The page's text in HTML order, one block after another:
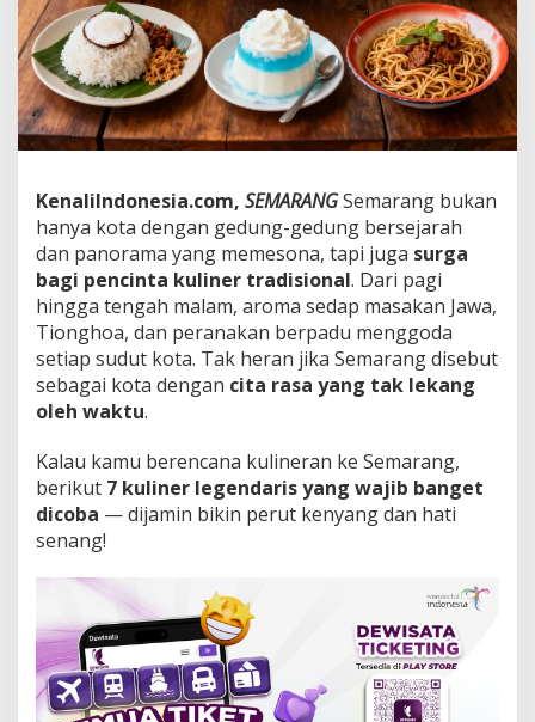
u
B
e
l
u
m
C
a
7
K
l
i
n
e
r
L
e
n
d
a
s
I
n
i
KenaliIndonesia.com, SEMARANGSemarang bukan
hanya kota dengan gedung-gedung bersejarah
dan panorama yang memesona, tapi juga surga
bagi pencinta kuliner tradisional. Dari pagi
hingga tengah malam, aroma sedap masakan Jawa,
Tionghoa, dan peranakan berpadu menggoda
setiap sudut kota. Tak heran jika Semarang disebut
sebagai kota dengan cita rasa yang tak lekang
oleh waktu.
Kalau kamu berencana kulineran ke Semarang,
berikut 7 kuliner legendaris yang wajib banget
dicoba — dijamin bikin perut kenyang dan hati
senang!